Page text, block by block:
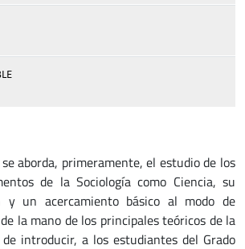
aborda, primeramente, el estudio de los
de la Sociología como Ciencia, su
y un acercamiento básico al modo de
la mano de los principales teóricos de la
introducir, a los estudiantes del Grado